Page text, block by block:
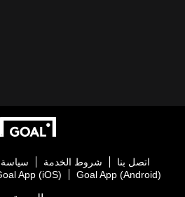
اتصل بنا شروط الخدمة
Goal App (Android)
App (iOS)